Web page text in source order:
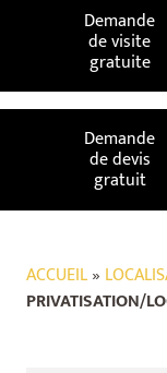
Demande
de visite
gratuite
Demande
de devis
gratuit
ACCUEIL»
PRIVATISATION/